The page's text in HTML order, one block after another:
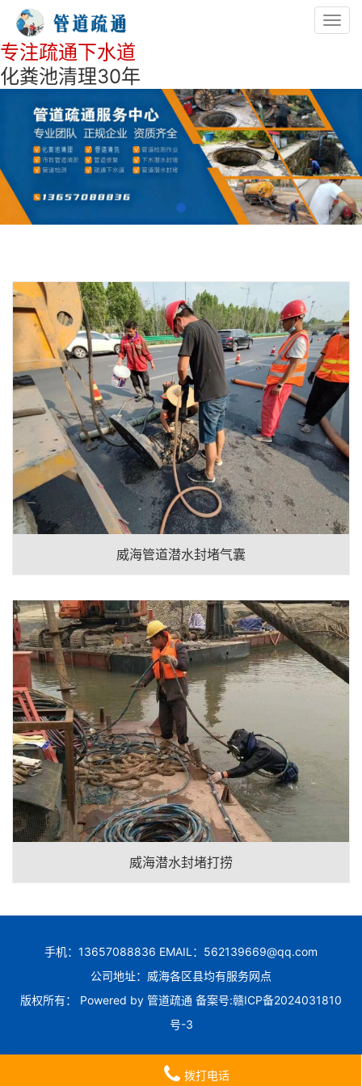
专注疏通下水道
化粪池清理30年
威海管道潜水封堵气囊
威海潜水封堵打捞
手机：13657088836 EMAIL：562139669@qq.com
公司地址：威海各区县均有服务网点
版权所有： Powered by 管道疏通 备案号:赣ICP备2024031810
号-3
拨打电话